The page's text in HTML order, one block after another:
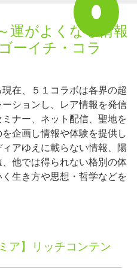
運がよくなる情報
ーイチ・コラ
在、５１コラボは各界の超
ションし、レア情報を発信
ナー、ネット配信、聖地を
企画し情報や体験を提供し
アゆえに載らない情報、陽
他では得られない格別の体
生き方や思想・哲学などを
ア】リッチコンテン